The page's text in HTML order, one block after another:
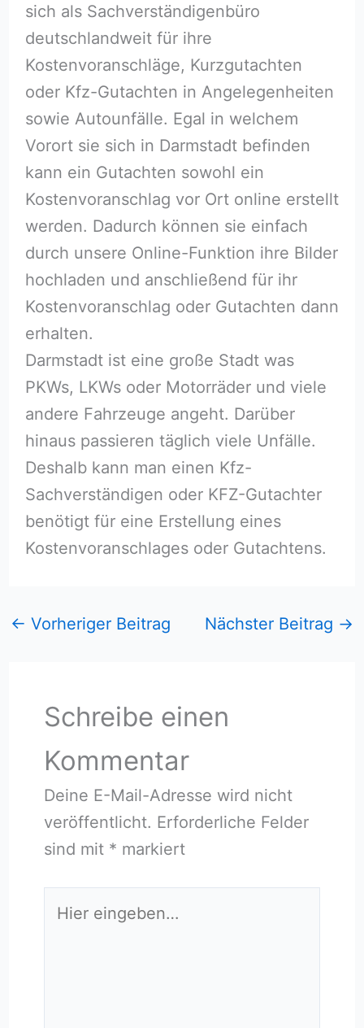
sich als Sachverständigenbüro
deutschlandweit für ihre
Kostenvoranschläge, Kurzgutachten
oder Kfz-Gutachten in Angelegenheiten
sowie Autounfälle. Egal in welchem
Vorort sie sich in Darmstadt befinden
kann ein Gutachten sowohl ein
Kostenvoranschlag vor Ort online erstellt
werden. Dadurch können sie einfach
durch unsere Online-Funktion ihre Bilder
hochladen und anschließend für ihr
Kostenvoranschlag oder Gutachten dann
erhalten.
Darmstadt ist eine große Stadt was
PKWs, LKWs oder Motorräder und viele
andere Fahrzeuge angeht. Darüber
hinaus passieren täglich viele Unfälle.
Deshalb kann man einen Kfz-
Sachverständigen oder KFZ-Gutachter
benötigt für eine Erstellung eines
Kostenvoranschlages oder Gutachtens.
← Vorheriger Beitrag Nächster Beitrag →
Schreibe einen
Kommentar
Deine E-Mail-Adresse wird nicht
veröffentlicht. Erforderliche Felder
sind mit * markiert
eingeben…